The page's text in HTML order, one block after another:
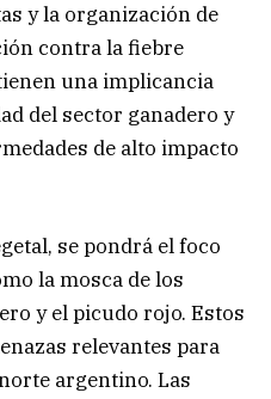
y la organización de
contra la fiebre
una implicancia
del sector ganadero y
de alto impacto
se pondrá el foco
la mosca de los
y el picudo rojo. Estos
relevantes para
argentino. Las